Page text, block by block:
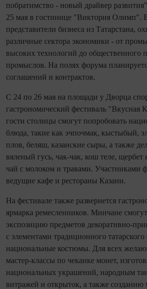
побратимство - новый драйвер
25 мая в гостинице "Виктория Олимп".
представители бизнеса из Татарстана,
различные сектора экономики - от
высоких технологий до общественного
промыслов. На полях форума
соглашений и контрактов.
С 24 по 26 мая на площади у Дворца
гастрономический фестиваль "Вкусная
гости столицы смогут попробовать
блюда, такие как эчпочмак, кыстыбый,
плов, беляш, казанские сыры, а также
вяленый гусь, чак-чак, кош теле, щербет
чай с молоком и травами. Участниками
ведущие кафе и рестораны Казани.
На фестивале также развернется
ярмарка ремесленников. Минчане
экспозицию предметов декоративно-
с элементами традиционного
национальные костюмы. Для всех
мастер-классы по чеканке монет,
национальных украшений, народным
витражей и открыток, а также созданию